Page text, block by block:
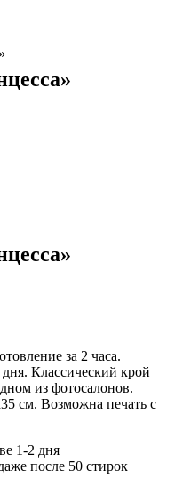
за 2 часа.
Классический крой
из фотосалонов.
см. Возможна печать с
1-2 дня
после 50 стирок